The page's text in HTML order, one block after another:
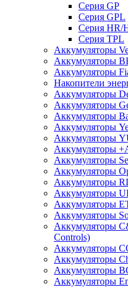
Cерия GP
Серия GPL
Серия HR/
Серия TPL
Аккумуляторы
Аккумуляторы
Аккумуляторы
Накопители
Аккумуляторы
Аккумуляторы
Аккумуляторы
Аккумуляторы
Аккумуляторы
Аккумуляторы
Аккумуляторы
Аккумуляторы
Аккумуляторы
Аккумуляторы
Аккумуляторы
Аккумуляторы
Аккумуляторы
Controls)
Аккумуляторы
Аккумуляторы
Аккумуляторы
Аккумуляторы